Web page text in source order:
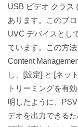
USB ビデオ クラス
あります。このブ
UVC デバイスとし
ています。この方
Content
し、[設定] と [ネッ
トリーミングを有
明したように、
デオを出力できる